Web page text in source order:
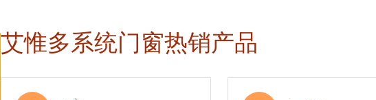
艾惟多系统门窗热销产品